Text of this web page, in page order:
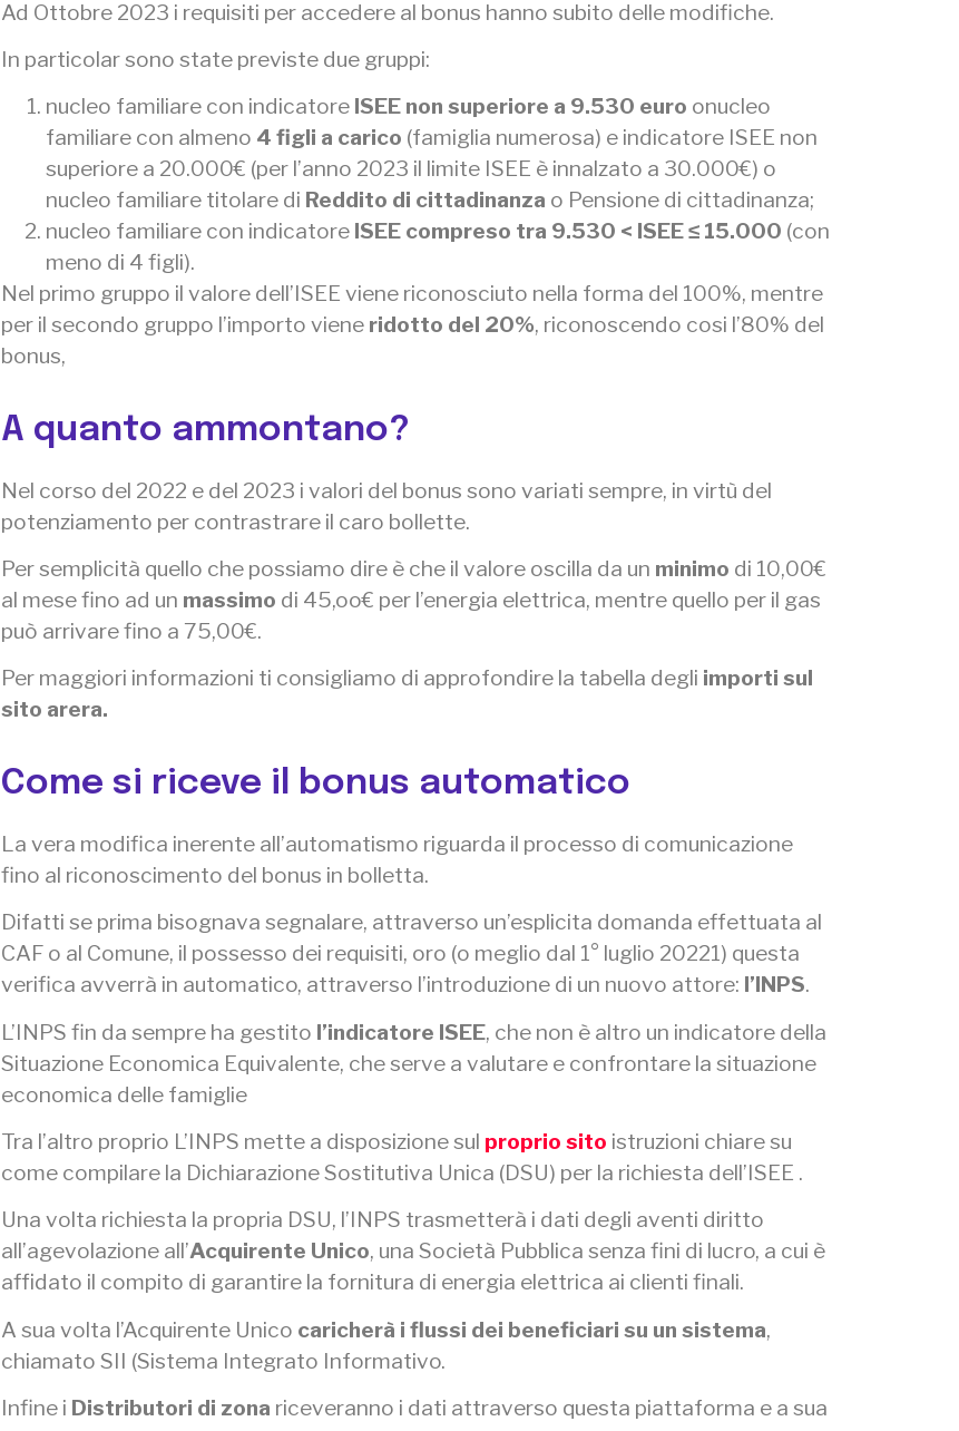
Ad Ottobre 2023 i requisiti per accedere al bonus hanno subito delle modifiche.
In particolar sono state previste due gruppi:
nucleo familiare con indicatore ISEE non superiore a 9.530 euro onucleo
familiare con almeno 4 figli a carico (famiglia numerosa) e indicatore ISEE non
superiore a 20.000€ (per l’anno 2023 il limite ISEE è innalzato a 30.000€) o
nucleo familiare titolare di Reddito di cittadinanza o Pensione di cittadinanza;
nucleo familiare con indicatore ISEE compreso tra 9.530 < ISEE ≤ 15.000 (con
meno di 4 figli).
Nel primo gruppo il valore dell’ISEE viene riconosciuto nella forma del 100%, mentre
per il secondo gruppo l’importo viene ridotto del 20%, riconoscendo cosi l’80% del
bonus,
A quanto ammontano?
Nel corso del 2022 e del 2023 i valori del bonus sono variati sempre, in virtù del
potenziamento per contrastrare il caro bollette.
Per semplicità quello che possiamo dire è che il valore oscilla da un minimo di 10,00€
al mese fino ad un massimo di 45,oo€ per l’energia elettrica, mentre quello per il gas
può arrivare fino a 75,00€.
Per maggiori informazioni ti consigliamo di approfondire la tabella degli importi sul
sito arera.
Come si riceve il bonus automatico
La vera modifica inerente all’automatismo riguarda il processo di comunicazione
fino al riconoscimento del bonus in bolletta.
Difatti se prima bisognava segnalare, attraverso un’esplicita domanda effettuata al
CAF o al Comune, il possesso dei requisiti, oro (o meglio dal 1° luglio 20221) questa
verifica avverrà in automatico, attraverso l’introduzione di un nuovo attore: l’INPS.
L’INPS fin da sempre ha gestito l’indicatore ISEE, che non è altro un indicatore della
Situazione Economica Equivalente, che serve a valutare e confrontare la situazione
economica delle famiglie
Tra l’altro proprio L’INPS mette a disposizione sul proprio sito istruzioni chiare su
come compilare la Dichiarazione Sostitutiva Unica (DSU) per la richiesta dell’ISEE .
Una volta richiesta la propria DSU, l’INPS trasmetterà i dati degli aventi diritto
all’agevolazione all’Acquirente Unico, una Società Pubblica senza fini di lucro, a cui è
affidato il compito di garantire la fornitura di energia elettrica ai clienti finali.
A sua volta l’Acquirente Unico caricherà i flussi dei beneficiari su un sistema,
chiamato SII (Sistema Integrato Informativo.
Infine i Distributori di zona riceveranno i dati attraverso questa piattaforma e a sua